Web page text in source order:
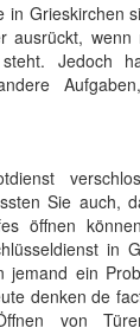
in Grieskirchen
ausrückt,
steht. Jedoch
Sie auch,
öffnen
in
jemand ein
denken de
von